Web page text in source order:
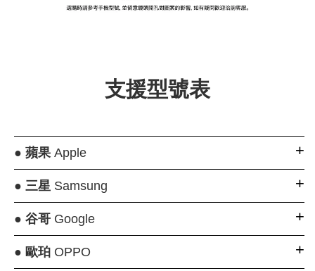
+NT$ 159
-
支援型號表
● 蘋果Apple
● 三星Samsung
● 谷哥Google
● 歐珀OPPO